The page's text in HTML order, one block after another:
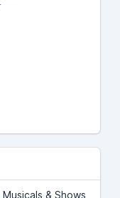
& Shows